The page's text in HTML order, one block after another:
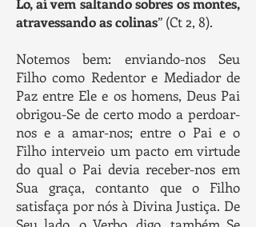
atravessando as colinas” (Ct 2, 8).
Notemos bem: enviando-nos Seu
Filho como Redentor e Mediador de
Paz entre Ele e os homens, Deus Pai
obrigou-Se de certo modo a perdoar-
nos e a amar-nos; entre o Pai e o
Filho interveio um pacto em virtude
do qual o Pai devia receber-nos em
Sua graça, contanto que o Filho
satisfaça por nós à Divina Justiça. De